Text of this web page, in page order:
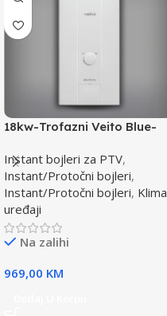
18kw-Trofazni Veito Blue-
Instant bojleri za PTV,
Instant/Protočni bojleri,
Instant/Protočni bojleri, Klima
uređaji
Na zalihi
969,00 KM